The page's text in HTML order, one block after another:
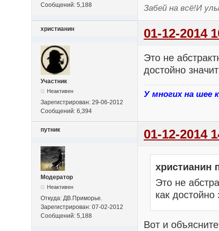
Сообщений: 5,188
Забей на всё!И
христианин 01-12-2014
Участник
Неактивен
Зарегистрирован: 29-06-2012
Сообщений: 6,394
Это не
достойно
У многих на шее
путник 01-12-2014
Модератор
Неактивен
Откуда: ДВ.Приморье.
Зарегистрирован: 07-02-2012
Сообщений: 5,188
христианин
Это не
как
Вот и